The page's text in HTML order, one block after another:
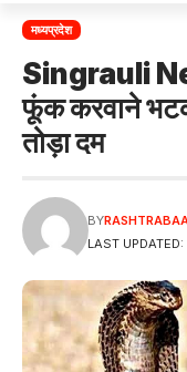
मध्यप्रदेश
Singrauli
फूंक करवाने
तोड़ा दम
LAST
BY